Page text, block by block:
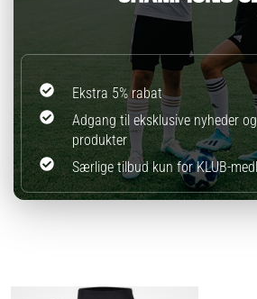
Ekstra 5% rabat
Adgang til eksklusive nyheder
produkter
Særlige tilbud kun for KLUB-